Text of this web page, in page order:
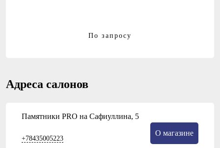
По запросу
Адреса салонов
Памятники PRO на Сафиуллина, 5
+78435005223
О магазине